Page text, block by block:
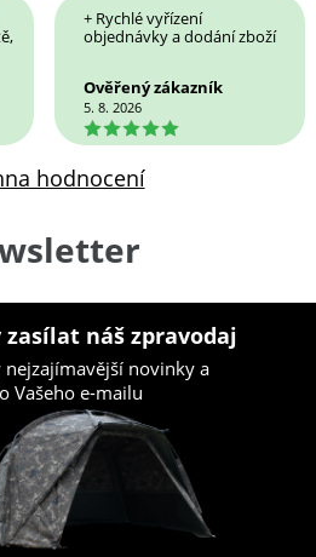
+ Rychlé vyřízení
objednávky a dodání zboží
Ověřený zákazník
5. 8. 2026
5
hodnocení
náš zpravodaj
nejzajímavější novinky a
Vašeho e-mailu